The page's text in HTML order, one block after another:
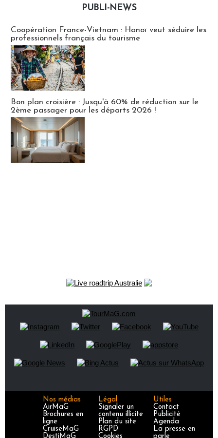
PUBLI-NEWS
Coopération France-Vietnam : Hanoï veut séduire les
professionnels français du tourisme
Bon plan croisière : Jusqu'à 60% de réduction sur le
2ème passager pour les départs 2026 !
Nos médias
AirMaG
Brochures en
ligne
CruiseMaG
DestiMaG
Légal
Signaler un
contenu illicite
Plan du site
RGPD
Cookies
Utiles
Contact
Publicité
Agenda
La presse en
parle